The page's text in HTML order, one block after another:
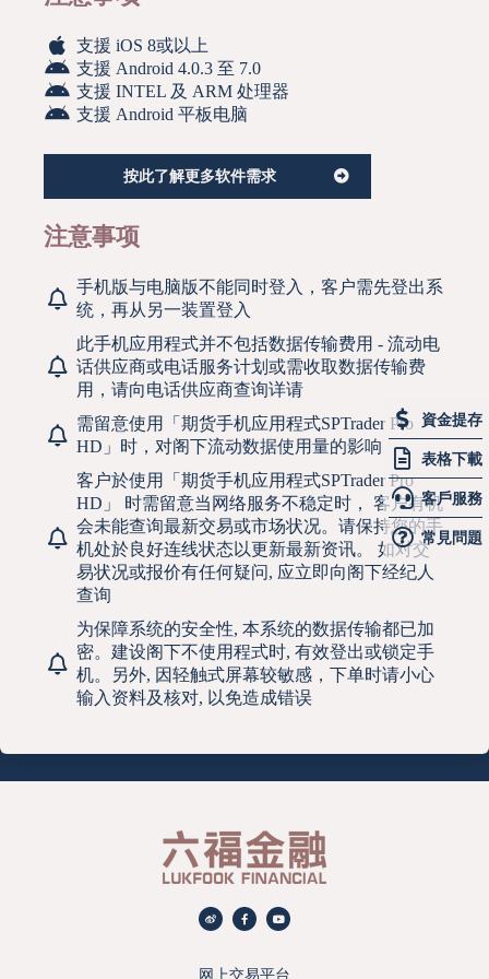
資金提存
表格下載
客戶服務
常見問題
支援 iOS 8或以上
支援 Android 4.0.3 至 7.0
支援 INTEL 及 ARM 处理器
支援 Android 平板电脑
按此了解更多软件需求
注意事项
手机版与电脑版不能同时登入，客户需先登出系
统，再从另一装置登入
此手机应用程式并不包括数据传输费用 - 流动电
话供应商或电话服务计划或需收取数据传输费
用，请向电话供应商查询详请
需留意使用「期货手机应用程式SPTrader Pro
HD」时，对阁下流动数据使用量的影响
客户於使用「期货手机应用程式SPTrader Pro
HD」 时需留意当网络服务不稳定时， 客户有机
会未能查询最新交易或市场状况。请保持您的手
机处於良好连线状态以更新最新资讯。 如对交
易状况或报价有任何疑问, 应立即向阁下经纪人
查询
为保障系统的安全性, 本系统的数据传输都已加
密。建设阁下不使用程式时, 有效登出或锁定手
机。另外, 因轻触式屏幕较敏感，下单时请小心
输入资料及核对, 以免造成错误
网上交易平台